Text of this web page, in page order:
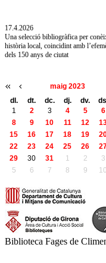
17.4.2026
Una selecció bibliogràfica per
història local, coincidint amb
dels 150 anys de ciutat
maig 2023
dl.
dt. dc. dj. dv.
1
2 3 4 5 6
8
9 10 11 12
15
16 17 18 19
22
23 24 25 26
29
30 31 1 2 3
5
6 7 8 9 10
Biblioteca Fages de